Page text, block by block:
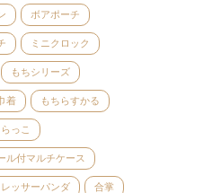
ボアポーチ
ミニクロック
もちシリーズ
着 もちらすかる
らっこ
ル付マルチケース
レッサーパンダ 合掌